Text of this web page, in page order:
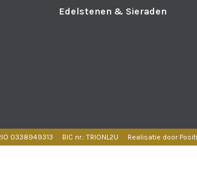
Edelstenen & Sieraden
0338949313 BIC nr.: TRIONL2U Realisatie door